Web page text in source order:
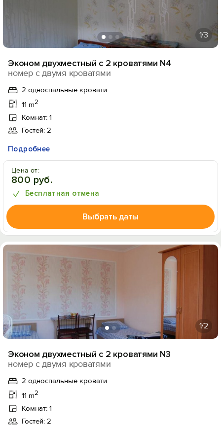
1/3
Эконом двухместный с 2 кроватями N4
номер с двумя кроватями
2 односпальные кровати
11 m2
Комнат: 1
Гостей: 2
Подробнее
Цена от:
800 руб.
Бесплатная отмена
Выбрать даты
1/2
Эконом двухместный с 2 кроватями N3
номер с двумя кроватями
2 односпальные кровати
11 m2
Комнат: 1
Гостей: 2